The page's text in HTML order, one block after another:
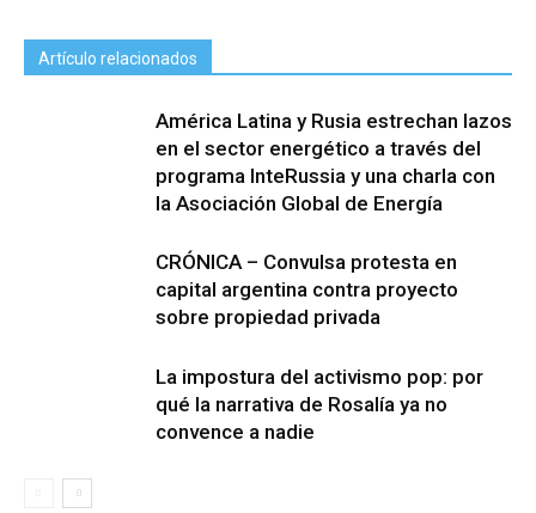
Artículo relacionados
América Latina y Rusia estrechan lazos
en el sector energético a través del
programa InteRussia y una charla con
la Asociación Global de Energía
CRÓNICA – Convulsa protesta en
capital argentina contra proyecto
sobre propiedad privada
La impostura del activismo pop: por
qué la narrativa de Rosalía ya no
convence a nadie